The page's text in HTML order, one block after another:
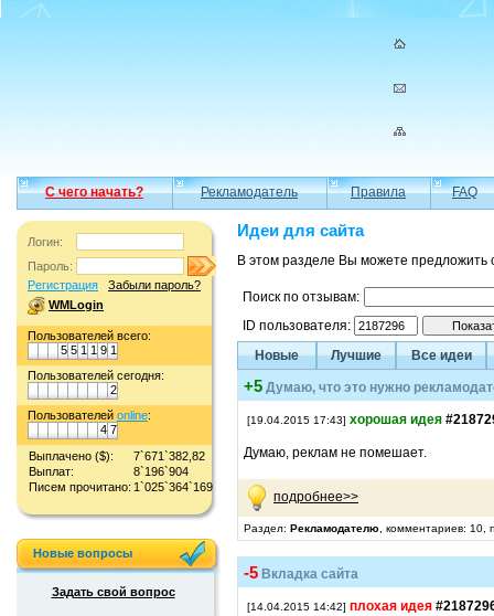
С чего начать? Рекламодатель Правила FAQ
Логин:
Пароль:
Регистрация
Забыли пароль?
WMLogin
Пользователей всего:
5 5 1 1 9 1
Пользователей сегодня:
2
Пользователей online:
4 7
Выплачено ($):
7`671`382,82
Выплат:
8`196`904
Писем прочитано: 1`025`364`169
Новые вопросы
Задать свой вопрос
Идеи для сайта
В этом разделе Вы можете
Поиск по отзывам:
ID пользователя:
Новые
Лучшие Все идеи
+5 Думаю, что это нужно
[19.04.2015 17:43] хорошая идея
Думаю, реклам не помешает.
подробнее>>
Раздел: Рекламодателю , комментариев: 10,
-5 Вкладка сайта
[14.04.2015 14:42] плохая идея